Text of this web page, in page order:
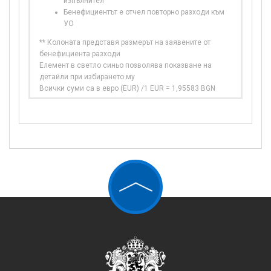
Бенефициентът е отчел повторно разходи към
УО
** Колоната представя размерът на заявените от
бенефициента разходи
Елемент в светло синьо позволява показване на
детайли при избирането му
Всички суми са в евро (EUR) /1 EUR = 1,95583 BGN